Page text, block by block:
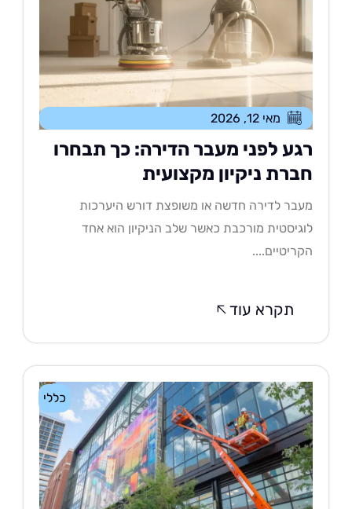
מאי 12, 2026
לפני מעבר הדירה: כך תבחרו
ניקיון מקצועית
לדירה חדשה או משופצת דורש היערכות
מורכבת כאשר שלב הניקיון הוא אחד
תקרא עוד
כללי